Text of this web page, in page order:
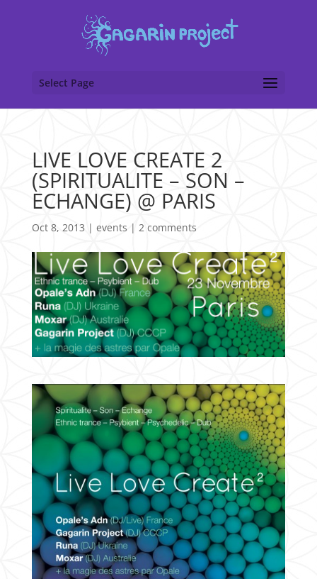
Select Page
LIVE LOVE CREATE 2
(SPIRITUALITE – SON –
ECHANGE) @ PARIS
Oct 8, 2013| events | 2 comments